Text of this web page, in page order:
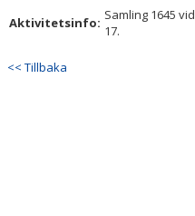
KALENDER
MATCHER
Aktivitetsinfo: Samling 1645
17.
<< Tillbaka